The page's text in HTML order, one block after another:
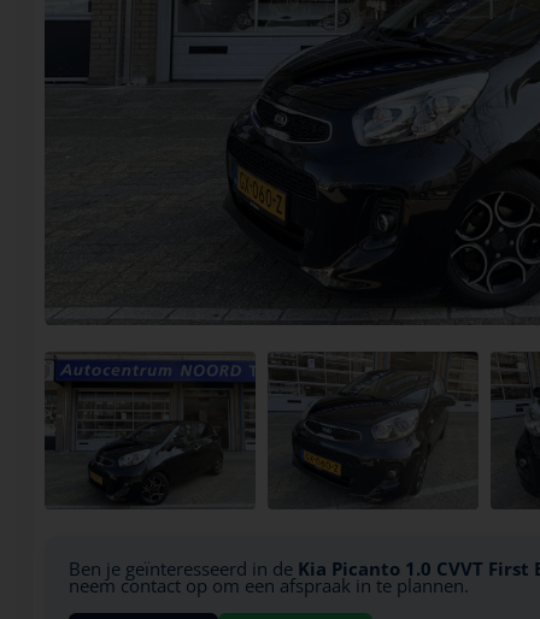
Ben je geïnteresseerd in de Kia Picanto 1.0 CVVT First
neem contact op om een afspraak in te plannen.